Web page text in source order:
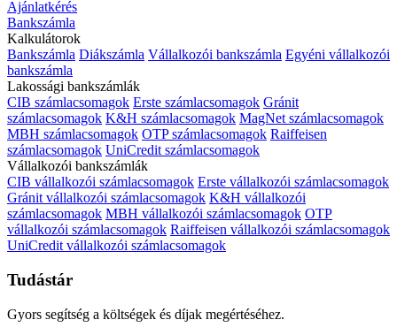
Ajánlatkérés
Bankszámla
Kalkulátorok
Bankszámla Diákszámla Vállalkozói bankszámla Egyéni vállalkozói
bankszámla
Lakossági bankszámlák
CIB számlacsomagok Erste számlacsomagok Gránit
számlacsomagok K&H számlacsomagok MagNet számlacsomagok
MBH számlacsomagok OTP számlacsomagok Raiffeisen
számlacsomagok UniCredit számlacsomagok
Vállalkozói bankszámlák
CIB vállalkozói számlacsomagok Erste vállalkozói számlacsomagok
Gránit vállalkozói számlacsomagok K&H vállalkozói
számlacsomagok MBH vállalkozói számlacsomagok OTP
vállalkozói számlacsomagok Raiffeisen vállalkozói számlacsomagok
UniCredit vállalkozói számlacsomagok
Tudástár
Gyors segítség a költségek és díjak megértéséhez.